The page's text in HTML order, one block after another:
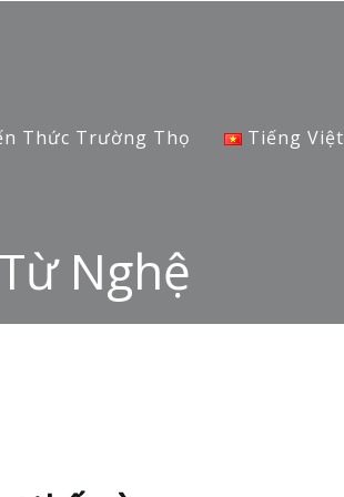
Thức Trường Thọ Tiếng Việt
Nghệ